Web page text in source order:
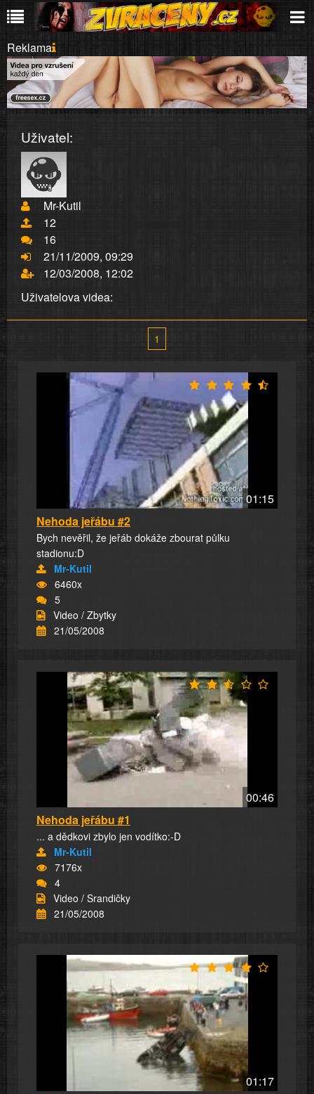
Reklama
Uživatel:
Mr-Kutil
12
16
21/11/2009, 09:29
12/03/2008, 12:02
Uživatelova videa:
1
01:15
Nehoda jeřábu #2
Bych nevěřil, že jeřáb dokáže zbourat půlku
stadionu:D
Mr-Kutil
6460x
5
Video / Zbytky
21/05/2008
00:46
Nehoda jeřábu #1
... a dědkovi zbylo jen vodítko:-D
Mr-Kutil
7176x
4
Video / Srandičky
21/05/2008
01:17